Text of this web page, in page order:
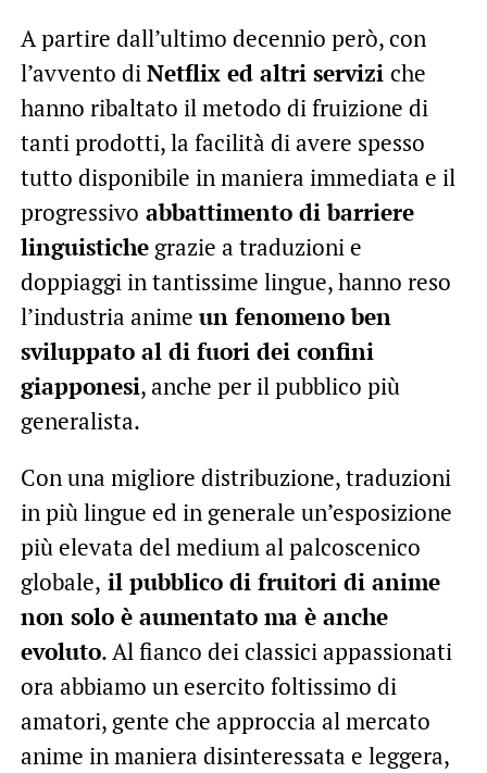
A partire dall’ultimo decennio però, con
l’avvento diNetflix ed altri servizi che
hanno ribaltato il metodo di fruizione di
tanti prodotti, la facilità di avere spesso
tutto disponibile in maniera immediata e il
progressivo abbattimento di barriere
linguistichegrazie a traduzioni e
doppiaggi in tantissime lingue, hanno reso
l’industria anime un fenomeno ben
sviluppato al di fuori dei confini
giapponesi, anche per il pubblico più
generalista.
Con una migliore distribuzione, traduzioni
in più lingue ed in generale un’esposizione
più elevata del medium al palcoscenico
globale, il pubblico di fruitori di anime
non solo è aumentato ma è anche
evoluto. Al fianco dei classici appassionati
ora abbiamo un esercito foltissimo di
amatori, gente che approccia al mercato
anime in maniera disinteressata e leggera,